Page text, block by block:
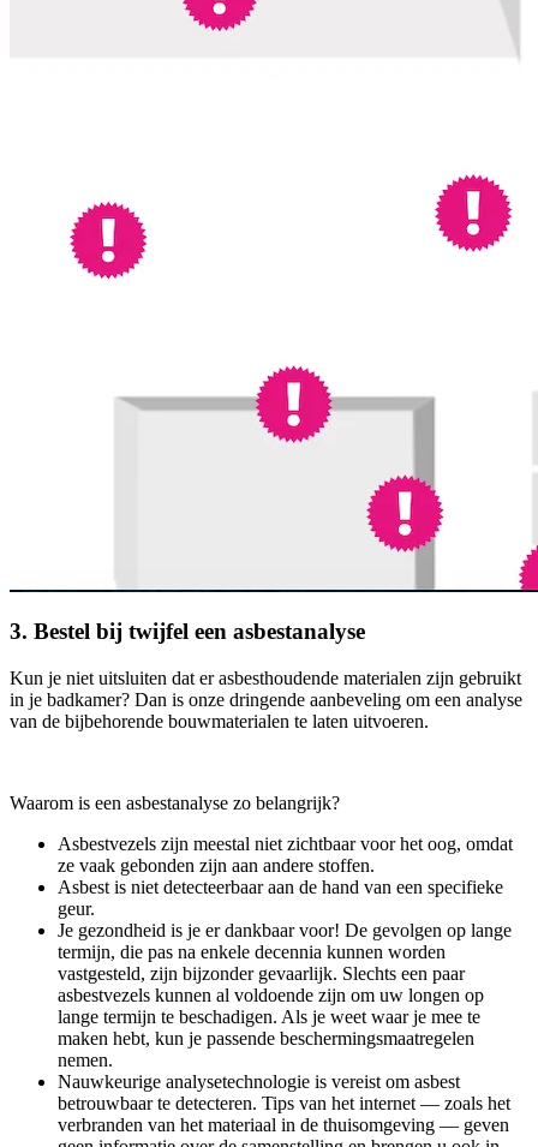
3. Bestel bij twijfel een asbestanalyse
Kun je niet uitsluiten dat er asbesthoudende materialen zijn gebruikt
in je badkamer? Dan is onze dringende aanbeveling om een analyse
van de bijbehorende bouwmaterialen te laten uitvoeren.
Waarom is een asbestanalyse zo belangrijk?
Asbestvezels zijn meestal niet zichtbaar voor het oog, omdat
ze vaak gebonden zijn aan andere stoffen.
Asbest is niet detecteerbaar aan de hand van een specifieke
geur.
Je gezondheid is je er dankbaar voor! De gevolgen op lange
termijn, die pas na enkele decennia kunnen worden
vastgesteld, zijn bijzonder gevaarlijk. Slechts een paar
asbestvezels kunnen al voldoende zijn om uw longen op
lange termijn te beschadigen. Als je weet waar je mee te
maken hebt, kun je passende beschermingsmaatregelen
nemen.
Nauwkeurige analysetechnologie is vereist om asbest
betrouwbaar te detecteren. Tips van het internet — zoals het
verbranden van het materiaal in de thuisomgeving — geven